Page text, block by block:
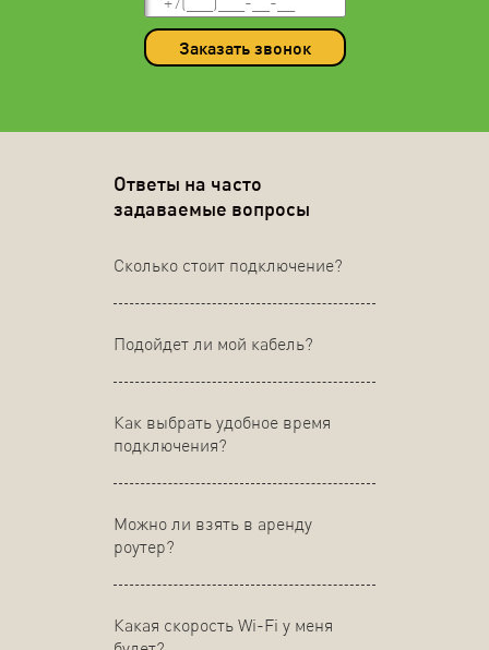
Заказать звонок
Ответы на часто
задаваемые вопросы
Сколько стоит подключение?
Подойдет ли мой кабель?
Как выбрать удобное время
подключения?
Можно ли взять в аренду
роутер?
Какая скорость Wi-Fi у меня